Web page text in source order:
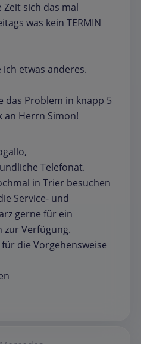
sich das mal
was kein TERMIN
etwas anderes.
das Problem in knapp 5
an Herrn Simon!
Telefonat.
in Trier besuchen
Service- und
gerne für ein
zur Verfügung.
die Vorgehensweise